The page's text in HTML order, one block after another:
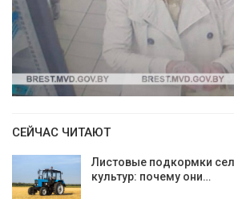
СЕЙЧАС ЧИТАЮТ
Листовые подкормки
культур: почему они…